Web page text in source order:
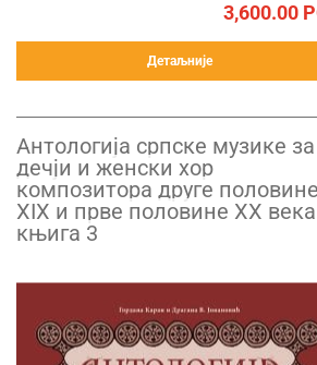
3,600.00
Детаљније
Антологија српске музике за
дечји и женски хор
композитора друге половине
XIX и прве половине XX
књига 3